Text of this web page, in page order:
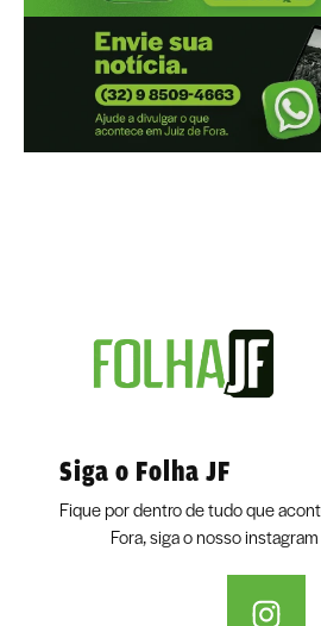
Siga o Folha JF
Fique por dentro de tudo que
Fora, siga o nosso